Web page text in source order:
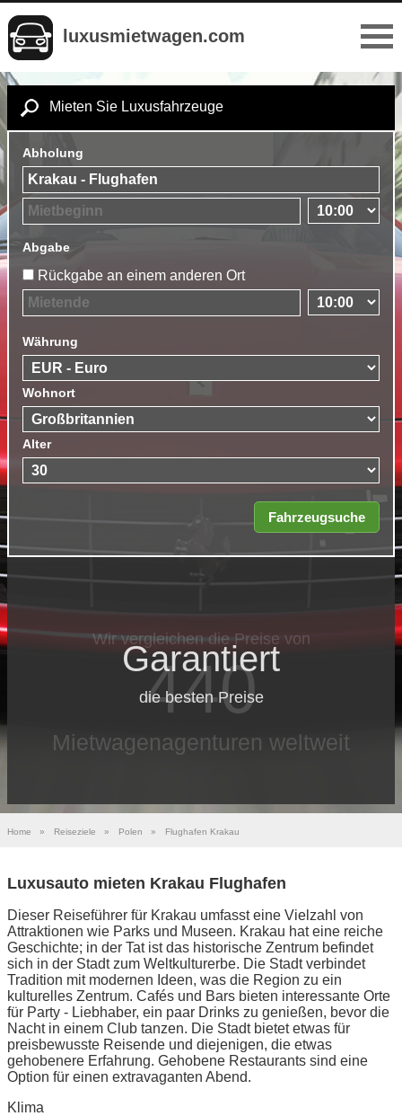
luxusmietwagen.com
Mieten Sie Luxusfahrzeuge
Abholung
Abgabe
Rückgabe an einem anderen Ort
Währung
Wohnort
Alter
Garantiert
die besten Preise
Home » Reiseziele » Polen » Flughafen Krakau
Luxusauto mieten Krakau Flughafen
Dieser Reiseführer für Krakau umfasst eine Vielzahl von
Attraktionen wie Parks und Museen. Krakau hat eine reiche
Geschichte; in der Tat ist das historische Zentrum befindet
sich in der Stadt zum Weltkulturerbe. Die Stadt verbindet
Tradition mit modernen Ideen, was die Region zu ein
kulturelles Zentrum. Cafés und Bars bieten interessante Orte
für Party - Liebhaber, ein paar Drinks zu genießen, bevor die
Nacht in einem Club tanzen. Die Stadt bietet etwas für
preisbewusste Reisende und diejenigen, die etwas
gehobenere Erfahrung. Gehobene Restaurants sind eine
Option für einen extravaganten Abend.
Klima